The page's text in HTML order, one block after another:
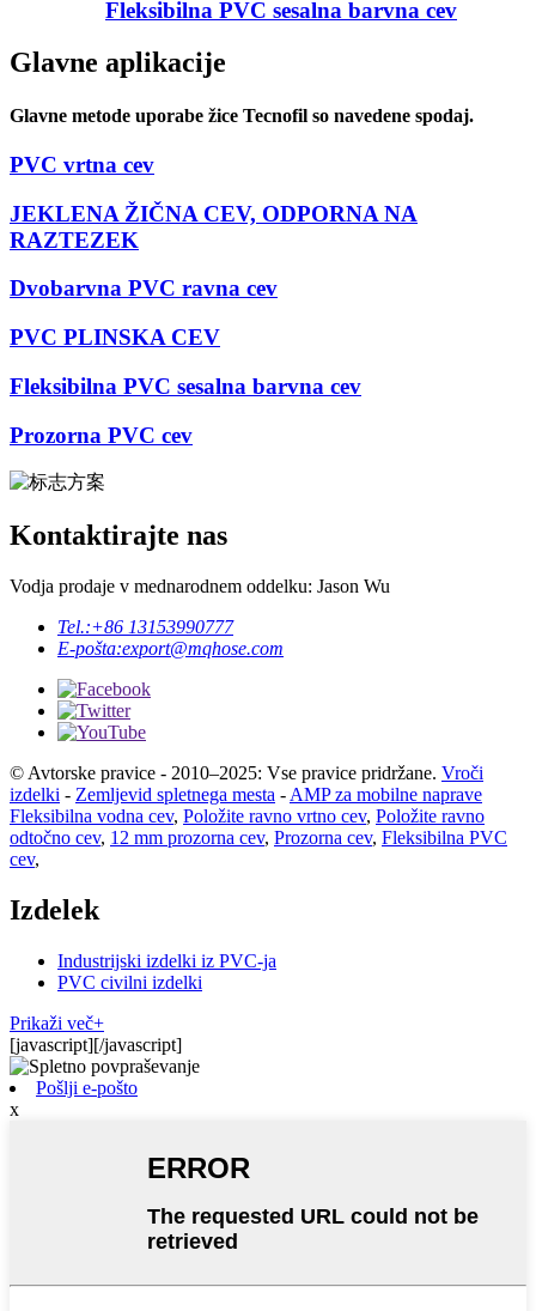
Fleksibilna PVC sesalna barvna cev
Glavne aplikacije
Glavne metode uporabe žice Tecnofil so navedene spodaj.
PVC vrtna cev
JEKLENA ŽIČNA CEV, ODPORNA NA
RAZTEZEK
Dvobarvna PVC ravna cev
PVC PLINSKA CEV
Fleksibilna PVC sesalna barvna cev
Prozorna PVC cev
Kontaktirajte nas
Vodja prodaje v mednarodnem oddelku: Jason Wu
Tel.:+86 13153990777
E-pošta:export@mqhose.com
© Avtorske pravice - 2010–2025: Vse pravice pridržane. Vroči
izdelki - Zemljevid spletnega mesta - AMP za mobilne naprave
Fleksibilna vodna cev, Položite ravno vrtno cev, Položite ravno
odtočno cev, 12 mm prozorna cev, Prozorna cev, Fleksibilna PVC
cev,
Izdelek
Industrijski izdelki iz PVC-ja
PVC civilni izdelki
Prikaži več+
[javascript][/javascript]
Pošlji e-pošto
x